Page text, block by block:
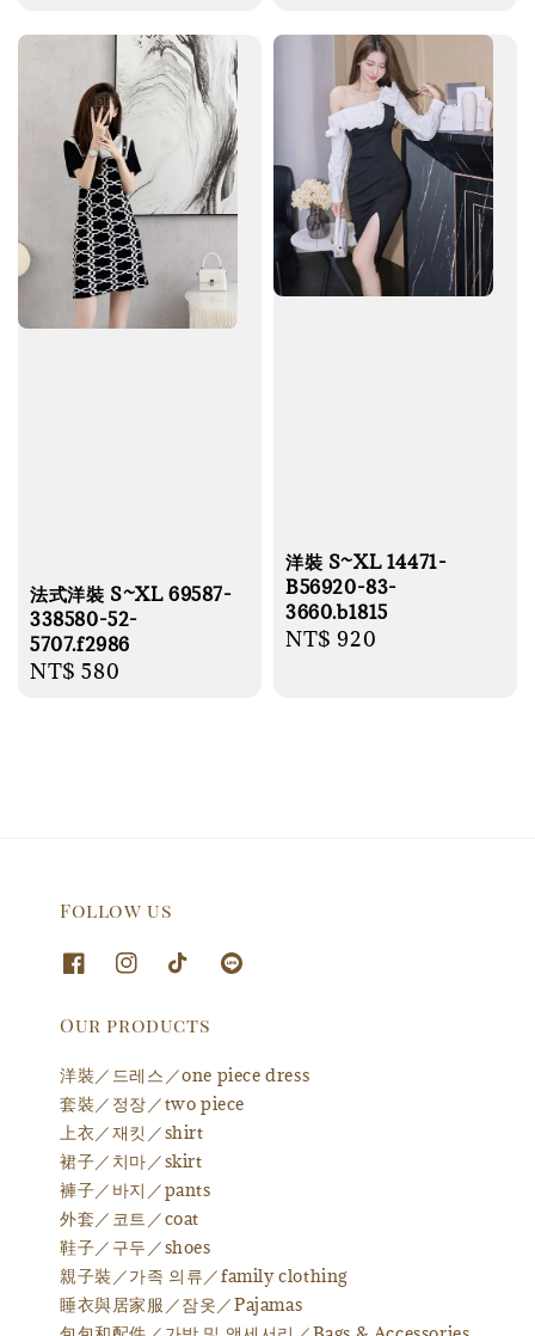
法式洋裝 S~XL 69587-
338580-52-
5707.f2986
Regular
NT$ 580
洋裝 S~XL 14471-
B56920-83-
3660.b1815
Regular
NT$ 920
Follow us
Our products
洋裝／드레스／one piece dress
套裝／정장／two piece
上衣／재킷／shirt
裙子／치마／skirt
褲子／바지／pants
外套／코트／coat
鞋子／구두／shoes
親子裝／가족 의류／family clothing
睡衣與居家服／잠옷／Pajamas